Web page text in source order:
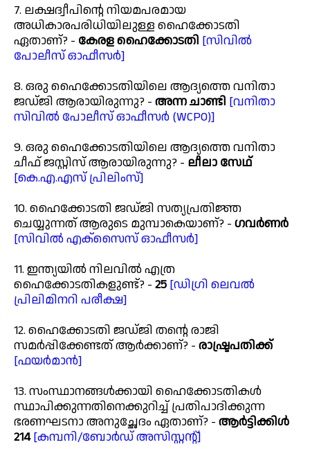
7. ലക്ഷദ്വീപിന്റെ നിയമപരമായ
അധികാരപരിധിയിലുള്ള ഹൈക്കോടതി
ഏതാണ്? - കേരള ഹൈക്കോടതി [സിവിൽ
പോലീസ് ഓഫീസർ]
8. ഒരു ഹൈക്കോടതിയിലെ ആദ്യത്തെ വനിതാ
ജഡ്ജി ആരായിരുന്നു? - അന്ന ചാണ്ടി [വനിതാ
സിവിൽ പോലീസ് ഓഫീസർ (WCPO)]
9. ഒരു ഹൈക്കോടതിയിലെ ആദ്യത്തെ വനിതാ
ചീഫ് ജസ്റ്റിസ് ആരായിരുന്നു? - ലീലാ സേഥ്
[കെ.എ.എസ് പ്രിലിംസ്]
10. ഹൈക്കോടതി ജഡ്ജി സത്യപ്രതിജ്ഞ
ചെയ്യുന്നത് ആരുടെ മുമ്പാകെയാണ്? - ഗവർണർ
[സിവിൽ എക്സൈസ് ഓഫീസർ]
11. ഇന്ത്യയിൽ നിലവിൽ എത്ര
ഹൈക്കോടതികളുണ്ട്? - 25 [ഡിഗ്രി ലെവൽ
പ്രിലിമിനറി പരീക്ഷ]
12. ഹൈക്കോടതി ജഡ്ജി തന്റെ രാജി
സമർപ്പിക്കേണ്ടത് ആർക്കാണ്? - രാഷ്ട്രപതിക്ക്
[ഫയർമാൻ]
13. സംസ്ഥാനങ്ങൾക്കായി ഹൈക്കോടതികൾ
സ്ഥാപിക്കുന്നതിനെക്കുറിച്ച് പ്രതിപാദിക്കുന്ന
ഭരണഘടനാ അനുച്ഛേദം ഏതാണ്? - ആർട്ടിക്കിൾ
214 [കമ്പനി/ബോർഡ് അസിസ്റ്റന്റ്]